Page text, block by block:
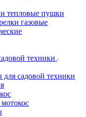
и тепловые пушки
газовые
техники
садовой техники